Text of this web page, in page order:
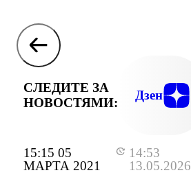
15:15 05
МАРТА 2021
14:53
13.05.2026
СЛЕДИТЕ ЗА
НОВОСТЯМИ:
Дзен